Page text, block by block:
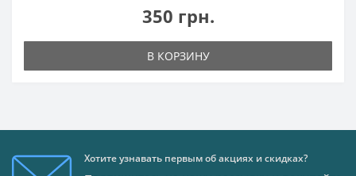
350 грн.
В КОРЗИНУ
Хотите узнавать первым об акциях и скидках?